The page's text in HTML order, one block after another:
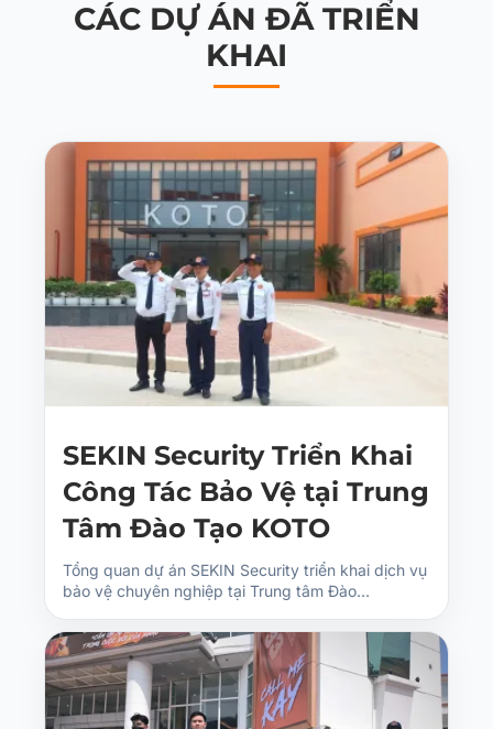
CÁC DỰ ÁN ĐÃ TRIỂN
KHAI
SEKIN Security Triển Khai
Công Tác Bảo Vệ tại Trung
Tâm Đào Tạo KOTO
Tổng quan dự án SEKIN Security triển khai dịch vụ
bảo vệ chuyên nghiệp tại Trung tâm Đào…